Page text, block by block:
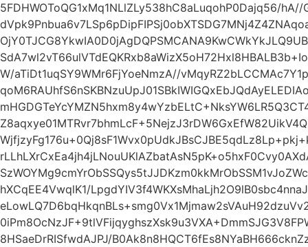
5FDHWOToQG1xMq1NLlZLy538hC8aLuqohP0Dajq56/
W/aTiDt1uqSY9WMr6FjYoeNmzA//
hXCqEE4VwqlK1/
8HSaeDrRISfwdAJPJ/